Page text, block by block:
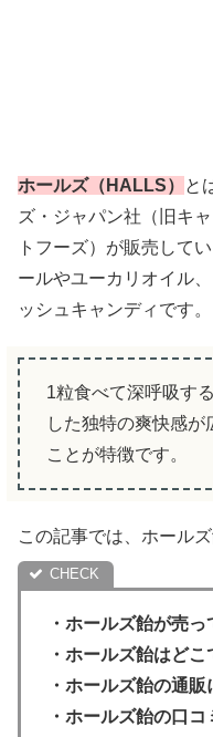
ホールズ（HALLS）
と
ズ・ジャパン社（旧キ
トフーズ）が販売して
ールやユーカリオイル
ッシュキャンディです。
1粒食べて深呼吸す
した独特の爽快感が
ことが特徴です。
この記事では、ホールズ
・ホールズ飴が売っ
・ ホールズ飴はどこ
・ホールズ飴の通販
・ ホールズ飴の口コ